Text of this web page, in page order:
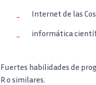
Internet de las
informática
Fuertes habilidades de
R o similares.